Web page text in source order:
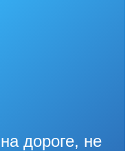
дороге, не